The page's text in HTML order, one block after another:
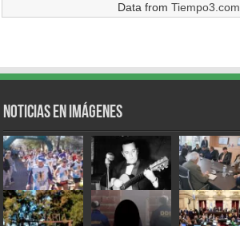
Data fromTiempo3.com
Noticias en Imágenes